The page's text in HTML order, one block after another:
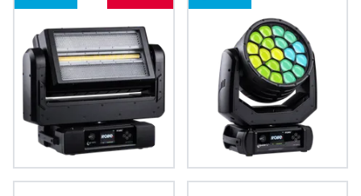
WTF!™ iSpiiderX®